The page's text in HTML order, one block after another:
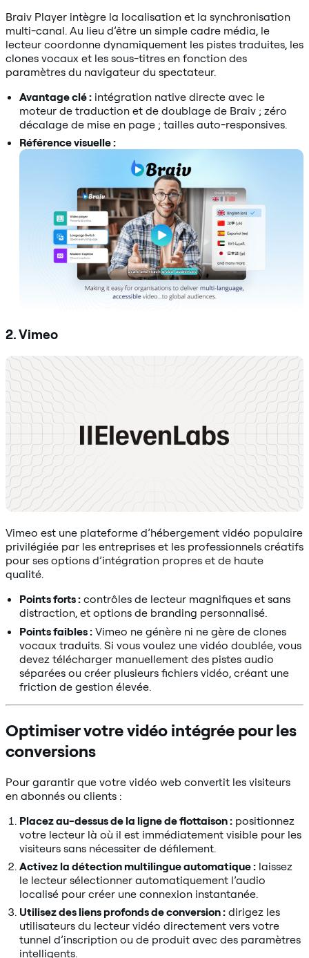
Braiv Player intègre la localisation et la synchronisation
multi-canal. Au lieu d’être un simple cadre média, le
lecteur coordonne dynamiquement les pistes traduites, les
clones vocaux et les sous-titres en fonction des
paramètres du navigateur du spectateur.
Avantage clé : intégration native directe avec le
moteur de traduction et de doublage de Braiv ; zéro
décalage de mise en page ; tailles auto-responsives.
Référence visuelle :
2. Vimeo
Vimeo est une plateforme d’hébergement vidéo populaire
privilégiée par les entreprises et les professionnels créatifs
pour ses options d’intégration propres et de haute
qualité.
Points forts : contrôles de lecteur magnifiques et sans
distraction, et options de branding personnalisé.
Points faibles : Vimeo ne génère ni ne gère de clones
vocaux traduits. Si vous voulez une vidéo doublée, vous
devez télécharger manuellement des pistes audio
séparées ou créer plusieurs fichiers vidéo, créant une
friction de gestion élevée.
Optimiser votre vidéo intégrée pour les
conversions
Pour garantir que votre vidéo web convertit les visiteurs
en abonnés ou clients :
Placez au-dessus de la ligne de flottaison : positionnez
votre lecteur là où il est immédiatement visible pour les
visiteurs sans nécessiter de défilement.
Activez la détection multilingue automatique : laissez
le lecteur sélectionner automatiquement l’audio
localisé pour créer une connexion instantanée.
Utilisez des liens profonds de conversion : dirigez les
utilisateurs du lecteur vidéo directement vers votre
tunnel d’inscription ou de produit avec des paramètres
intelligents.